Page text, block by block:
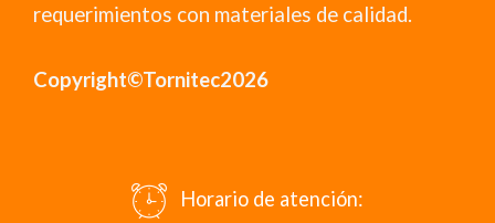
requerimientos con materiales de calidad.
Copyright©Tornitec2026
Horario de atención: